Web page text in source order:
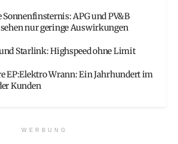
Sonnenfinsternis: APG und PV&B
nur geringe Auswirkungen
Starlink: Highspeed ohne Limit
EP:Elektro Wrann: Ein Jahrhundert im
Kunden
WERBUNG